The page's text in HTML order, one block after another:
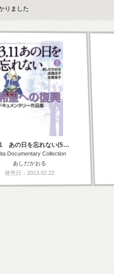
りました
あの日を忘れない(5…
Documentary Collection
あしだかおる
発売日：2013.02.22